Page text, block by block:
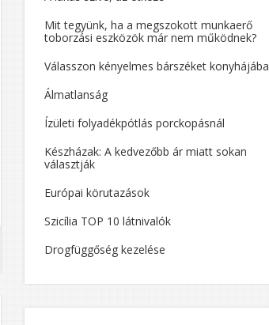
Mit tegyünk, ha a megszokott munkaerő
toborzási eszközök már nem működnek?
Válasszon kényelmes bárszéket konyhájába
Álmatlanság
Ízületi folyadékpótlás porckopásnál
Készházak: A kedvezőbb ár miatt sokan
választják
Európai körutazások
Szicília TOP 10 látnivalók
Drogfüggőség kezelése